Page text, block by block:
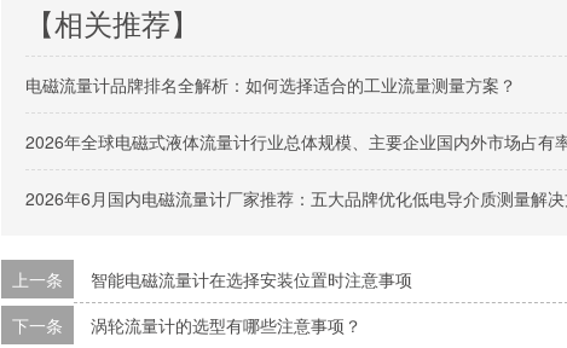
【相关推荐】
电磁流量计品牌排名全解析：如何选择适合的工业流量测量方案？
2026年全球电磁式液体流量计行业总体规模、主要企业国内外市场占有
2026年6月国内电磁流量计厂家推荐：五大品牌优化低电导介质测量解
上一条
智能电磁流量计在选择安装位置时注意事项
下一条 涡轮流量计的选型有哪些注意事项？